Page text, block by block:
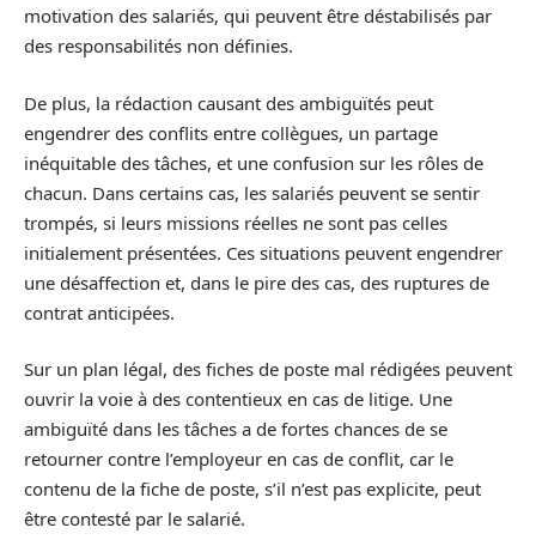
motivation des salariés, qui peuvent être déstabilisés par
des responsabilités non définies.
De plus, la rédaction causant des ambiguïtés peut
engendrer des conflits entre collègues, un partage
inéquitable des tâches, et une confusion sur les rôles de
chacun. Dans certains cas, les salariés peuvent se sentir
trompés, si leurs missions réelles ne sont pas celles
initialement présentées. Ces situations peuvent engendrer
une désaffection et, dans le pire des cas, des ruptures de
contrat anticipées.
Sur un plan légal, des fiches de poste mal rédigées peuvent
ouvrir la voie à des contentieux en cas de litige. Une
ambiguïté dans les tâches a de fortes chances de se
retourner contre l’employeur en cas de conflit, car le
contenu de la fiche de poste, s’il n’est pas explicite, peut
être contesté par le salarié.